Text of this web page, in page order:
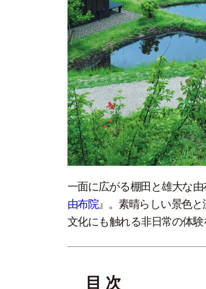
一面に広がる棚田と雄大な
由布院』。素晴らしい景色
文化にも触れる非日常の体験
目 次